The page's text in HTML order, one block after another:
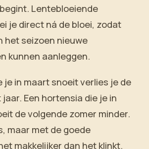
Lentebloeiende
je direct ná de bloei, zodat
het seizoen nieuwe
kunnen aanleggen.
je in maart snoeit verlies je de
Een hortensia die je in
de volgende zomer minder.
maar met de goede
makkelijker dan het klinkt.